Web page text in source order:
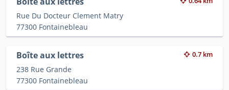
Rue Du Docteur Clement Matry
77300 Fontainebleau
Boîte aux lettres 0.7 km
238 Rue Grande
77300 Fontainebleau